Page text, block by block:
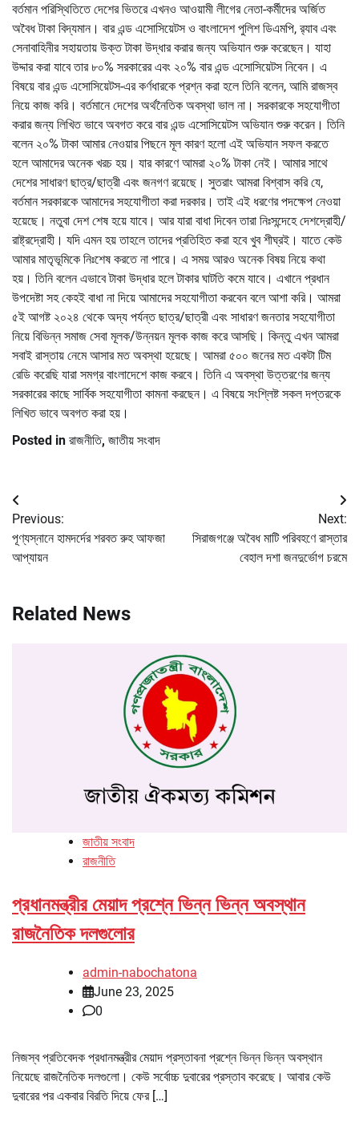
বর্তমান পরিস্থিতিতে দেশের ভিতরে এখনও আওয়ামী লীগের নেতা-কর্মীদের অর্জিত
অবৈধ টাকা বিদ্যমান। বার এন্ড এসোসিয়েটস ও বাংলাদেশ পুলিশ ডিএমপি, র‌্যাব এবং
সেনাবাহিনীর সহায়তায় উক্ত টাকা উদ্ধার করার জন্য অভিযান শুরু করেছেন। যাহা
উদ্দার করা যাবে তার ৮০% সরকারের এবং ২০% বার এন্ড এসোসিয়েটস নিবেন। এ
বিষয়ে বার এন্ড এসোসিয়েটস-এর কর্ণধারকে প্রশ্ন করা হলে তিনি বলেন, আমি রাজস্ব
নিয়ে কাজ করি। বর্তমানে দেশের অর্থনৈতিক অবস্থা ভাল না। সরকারকে সহযোগীতা
করার জন্য লিখিত ভাবে অবগত করে বার এন্ড এসোসিয়েটস অভিযান শুরু করেন। তিনি
বলেন ২০% টাকা আমার নেওয়ার পিছনে মূল কারণ হলো এই অভিযান সফল করতে
হলে আমাদের অনেক খরচ হয়। যার কারণে আমরা ২০% টাকা নেই। আমার সাথে
দেশের সাধারণ ছাত্র/ছাত্রী এবং জনগণ রয়েছে। সুতরাং আমরা বিশ্বাস করি যে,
বর্তমান সরকারকে আমাদের সহযোগীতা করা দরকার। তাই এই ধরণের পদক্ষেপ নেওয়া
হয়েছে। নতুবা দেশ শেষ হয়ে যাবে। আর যারা বাধা দিবেন তারা নিঃসন্দেহে দেশদ্রোহী/
রাষ্ট্রদ্রোহী। যদি এমন হয় তাহলে তাদের প্রতিহিত করা হবে খুব শীঘ্রই। যাতে কেউ
আমার মাতৃভূমিকে নিঃশেষ করতে না পারে। এ সময় আরও অনেক বিষয় নিয়ে কথা
হয়। তিনি বলেন এভাবে টাকা উদ্ধার হলে টাকার ঘাটতি কমে যাবে। এখানে প্রধান
উপদেষ্টা সহ কেহই বাধা না দিয়ে আমাদের সহযোগীতা করবেন বলে আশা করি। আমরা
৫ই আগষ্ট ২০২৪ থেকে অদ্য পর্যন্ত ছাত্র/ছাত্রী এবং সাধারণ জনতার সহযোগীতা
নিয়ে বিভিন্ন সমাজ সেবা মূলক/উন্নয়ন মূলক কাজ করে আসছি। কিন্তু এখন আমরা
সবাই রাস্তায় নেমে আসার মত অবস্থা হয়েছে। আমরা ৫০০ জনের মত একটা টিম
রেডি করেছি যারা সমগ্র বাংলাদেশে কাজ করবে। তিনি এ অবস্থা উত্তরণের জন্য
সরকারের কাছে সার্বিক সহযোগীতা কামনা করছেন। এ বিষয়ে সংশ্লিষ্ট সকল দপ্তরকে
লিখিত ভাবে অবগত করা হয়।
Posted in রাজনীতি, জাতীয় সংবাদ
Post
navigation
Previous:
পূণ্যস্নানে হামদর্দের শরবত রুহ আফজা
আপ্যায়ন
Next:
সিরাজগঞ্জে অবৈধ মাটি পরিবহণে রাস্তার
বেহাল দশা জনদুর্ভোগ চরমে
Related News
জাতীয় সংবাদ
রাজনীতি
প্রধানমন্ত্রীর মেয়াদ প্রশ্নে ভিন্ন ভিন্ন অবস্থান
রাজনৈতিক দলগুলোর
admin-nabochatona
June 23, 2025
0
নিজস্ব প্রতিবেদক প্রধানমন্ত্রীর মেয়াদ প্রস্তাবনা প্রশ্নে ভিন্ন ভিন্ন অবস্থান
নিয়েছে রাজনৈতিক দলগুলো। কেউ সর্বোচ্চ দুবারের প্রস্তাব করেছে। আবার কেউ
দুবারের পর একবার বিরতি দিয়ে ফের […]